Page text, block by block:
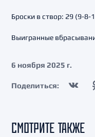
Броски в створ: 29 (9-
Выигранные
6 ноября 2025 г.
Поделиться:
СМОТРИТЕ ТАКЖЕ